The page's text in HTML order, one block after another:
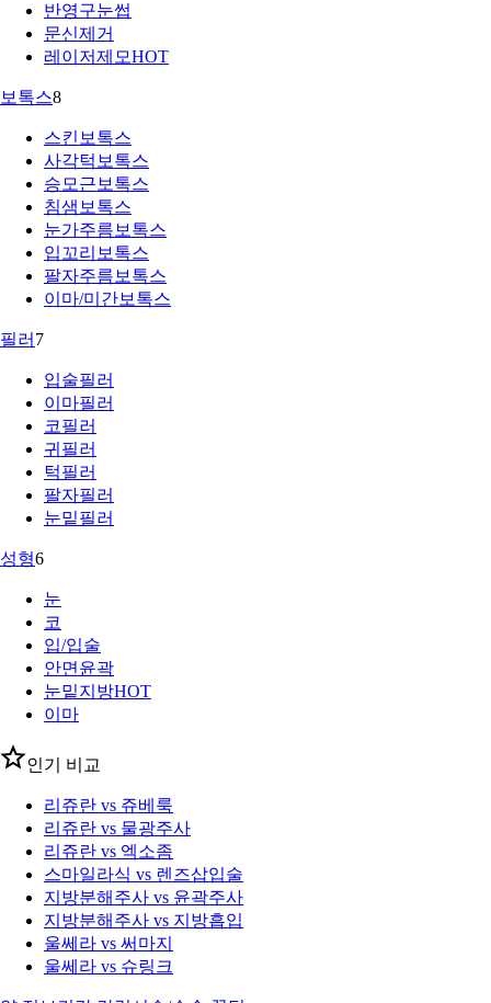
반영구눈썹
문신제거
레이저제모HOT
보톡스8
스킨보톡스
사각턱보톡스
승모근보톡스
침샘보톡스
눈가주름보톡스
입꼬리보톡스
팔자주름보톡스
이마/미간보톡스
필러 7
입술필러
이마필러
코필러
귀필러
턱필러
팔자필러
눈밑필러
성형6
눈
코
입/입술
안면윤곽
눈밑지방HOT
이마
인기 비교
리쥬란 vs 쥬베룩
리쥬란 vs 물광주사
리쥬란 vs 엑소좀
스마일라식 vs 렌즈삽입술
지방분해주사 vs 윤곽주사
지방분해주사 vs 지방흡입
울쎄라 vs 써마지
울쎄라 vs 슈링크